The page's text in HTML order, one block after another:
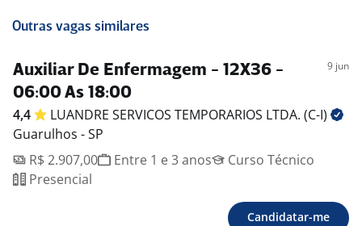
Outras vagas similares
Auxiliar De Enfermagem - 12X36 -
06:00 As 18:00
9 jun
4,4 LUANDRE SERVICOS TEMPORARIOS LTDA. (C-I)
Guarulhos - SP
R$ 2.907,00
Entre 1 e 3 anos
Curso Técnico
Presencial
Candidatar-me